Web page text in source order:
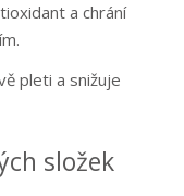
a chrání
pleti a snižuje
složek